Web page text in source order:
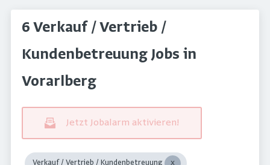
6 Verkauf / Vertrieb /
Kundenbetreuung Jobs in
Vorarlberg
Jetzt Jobalarm aktivieren!
Verkauf / Vertrieb / Kundenbetreuung